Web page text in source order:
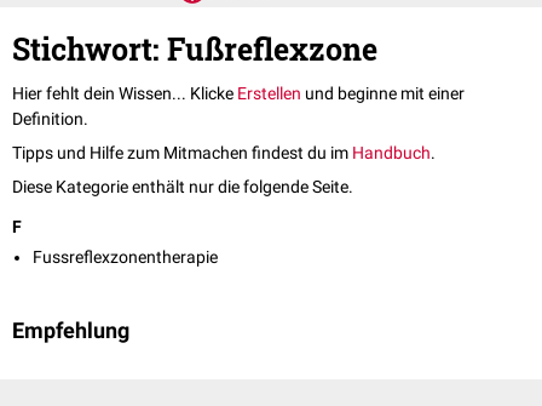
Stichwort: Fußreflexzone
Hier fehlt dein Wissen... Klicke Erstellen und beginne mit einer
Definition.
Tipps und Hilfe zum Mitmachen findest du im Handbuch.
Diese Kategorie enthält nur die folgende Seite.
F
Fussreflexzonentherapie
Empfehlung